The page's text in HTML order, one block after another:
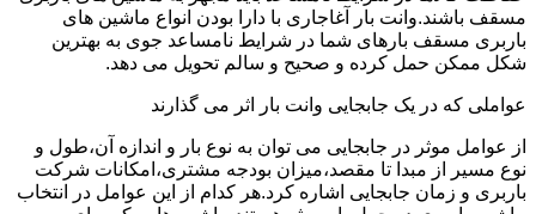
مسقف باشند.وانت بار آغاجاری با دارا بودن انواع ماشین های
باربری مسقف بارهای شما در شرایط نامساعد جوی به بهترین
شکل ممکن حمل کرده و صحیح و سالم تحویل می دهد.
عواملی که در یک جابجایی وانت بار اثر می گذارند
از عوامل موثر در جابجایی می توان به نوع بار و اندازه آن،طول و
نوع مسیر از مبدا تا مقصد،میزان بودجه مشتری،امکانات شرکت
باربری و زمان جابجایی اشاره کرد.هر کدام از این عوامل در انتخاب